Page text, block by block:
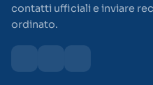
contatti ufficiali e inviare
ordinato.